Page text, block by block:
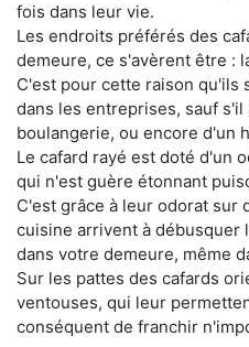
fois dans leur vie.
Les endroits préférés des
demeure, ce s'avèrent être :
C'est pour cette raison qu'ils
dans les entreprises, sauf
boulangerie, ou encore d'un
Le cafard rayé est doté d'un
qui n'est guère étonnant
C'est grâce à leur odorat sur
cuisine arrivent à débusquer
dans votre demeure, même
Sur les pattes des cafards
ventouses, qui leur
conséquent de franchir